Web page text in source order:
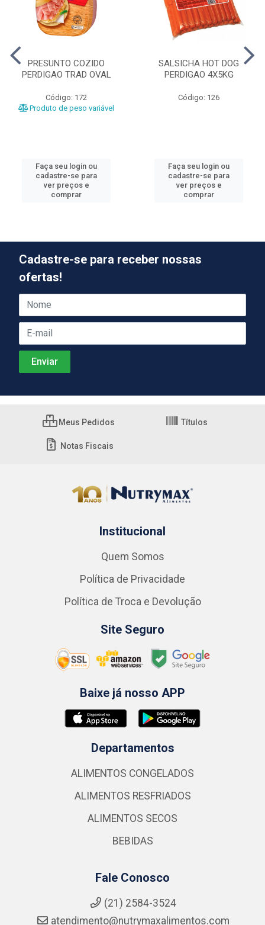
PRESUNTO COZIDO
PERDIGAO TRAD OVAL
Código: 172
Produto de peso variável
Faça seu login ou
cadastre-se para
ver preços e
comprar
SALSICHA HOT DOG
PERDIGAO 4X5KG
Código: 126
Faça seu login ou
cadastre-se para
ver preços e
comprar
Cadastre-se para receber nossas
ofertas!
Meus Pedidos Títulos
Notas Fiscais
Institucional
Quem Somos
Política de Privacidade
Política de Troca e Devolução
Site Seguro
Baixe já nosso APP
Departamentos
ALIMENTOS CONGELADOS
ALIMENTOS RESFRIADOS
ALIMENTOS SECOS
BEBIDAS
Fale Conosco
(21) 2584-3524
atendimento@nutrymaxalimentos.com